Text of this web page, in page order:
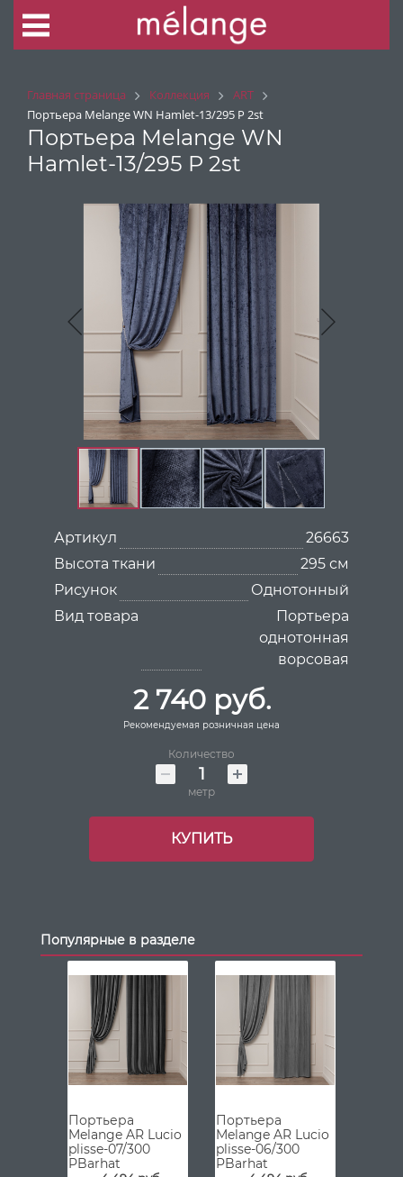
Главная страница Коллекция
ART
Портьера Melange WN Hamlet-13/295 P 2st
Портьера Melange WN
Hamlet-13/295 P 2st
Артикул
26663
Высота ткани
295 см
Рисунок
Однотонный
Вид товара
Портьера
однотонная
ворсовая
2 740 руб.
Рекомендуемая розничная цена
Количество
метр
КУПИТЬ
Популярные в разделе
Портьера
Melange AR Lucio
plisse-07/300
PBarhat
Портьера
Melange AR Lucio
plisse-06/300
PBarhat